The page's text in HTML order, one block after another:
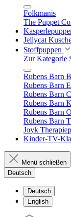
Folkmanis
The Puppet
Jellycat
Stoffpuppen
Zur Kategorie
Rubens Barn
Rubens Barn
Rubens Barn
Rubens Barn
Rubens Barn
Rubens Barn
Joyk
Kinder-TV-
Menü schließen
Deutsch
Deutsch
English